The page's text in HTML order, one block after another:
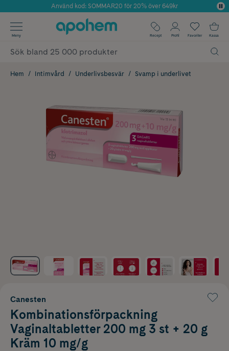
Årets Butik 2025 inom Skönhet
Använd kod: SOMMAR20 för 20% över 649kr
✓ Fri frakt
✓ Poäng på alla köp*
Meny Recept Profil Favoriter Kassa
Hem Intimvård Underlivsbesvär Svamp i underlivet
Canesten
Kombinationsförpackning
Vaginaltabletter 200 mg 3 st + 20 g
Kräm 10 mg/g